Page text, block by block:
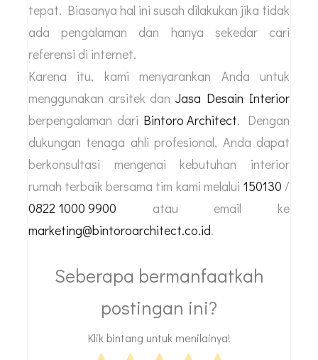
tepat. Biasanya hal ini susah dilakukan jika tidak
ada pengalaman dan hanya sekedar cari
referensi di internet.
Karena itu, kami menyarankan Anda untuk
menggunakan arsitek dan Jasa Desain Interior
berpengalaman dari Bintoro Architect. Dengan
dukungan tenaga ahli profesional, Anda dapat
berkonsultasi mengenai kebutuhan interior
rumah terbaik bersama tim kami melalui 150130 /
0822 1000 9900 atau email ke
marketing@bintoroarchitect.co.id.
Seberapa bermanfaatkah
postingan ini?
Klik bintang untuk menilainya!